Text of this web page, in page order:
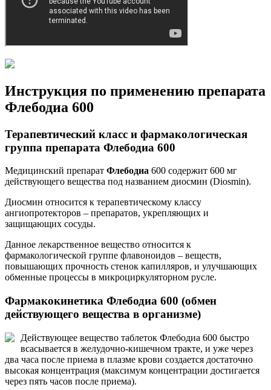
Инструкция по применению препарата
Флебодиа 600
Терапевтический класс и фармакологическая
группа препарата Флебодиа 600
Медицинский препарат Флебодиа 600 содержит 600 мг
действующего вещества под названием диосмин (Diosmin).
Диосмин относится к терапевтическому классу
ангиопротекторов – препаратов, укрепляющих и
защищающих сосуды.
Данное лекарственное вещество относится к
фармакологической группе флавоноидов – веществ,
повышающих прочность стенок капилляров, и улучшающих
обменные процессы в микроциркуляторном русле.
Фармакокинетика Флебодиа 600 (обмен
действующего вещества в организме)
Действующее вещество таблеток Флебодиа 600 быстро
всасывается в желудочно-кишечном тракте, и уже через
два часа после приема в плазме крови создается достаточно
высокая концентрация (максимум концентрации достигается
через пять часов после приема).